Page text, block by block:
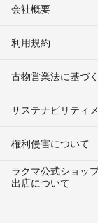
会社概要
利用規約
古物営業法に基づ
サステナビリティ
権利侵害について
ラクマ公式ショッ
出店について